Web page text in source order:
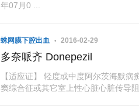
年07月0 ...
蛛网膜下腔出血 2016-02-29
多奈哌齐 Donepezil
【适应证】 轻度或中度阿尔茨海默
窦综合征或其它室上性心脏心脏传导